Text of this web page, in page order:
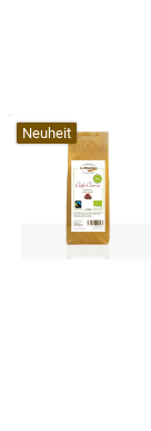
Neuheit